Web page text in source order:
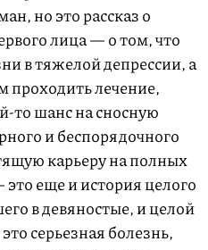
но это рассказ о
лица — о том, что
в тяжелой депрессии, а
проходить лечение,
то шанс на сносную
и беспорядочного
карьеру на полных
еще и история целого
в девяностые, и целой
серьезная болезнь,